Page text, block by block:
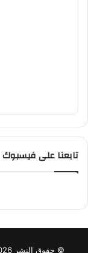
تابعنا على فيسبوك
© حقوق النشر 2026، جميع الحقوق محفوظة |